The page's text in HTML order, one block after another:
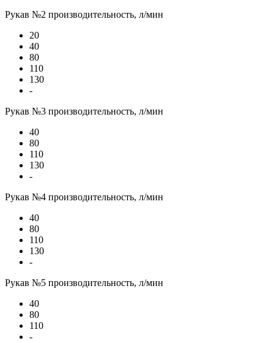
Рукав №2 производительность, л/мин
20
40
80
110
130
-
Рукав №3 производительность, л/мин
40
80
110
130
-
Рукав №4 производительность, л/мин
40
80
110
130
-
Рукав №5 производительность, л/мин
40
80
110
-